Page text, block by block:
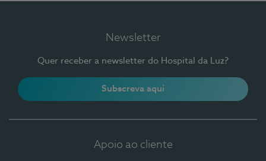
Newsletter
Quer receber a newsletter do Hospital da Luz?
Subscreva aqui
Apoio ao cliente